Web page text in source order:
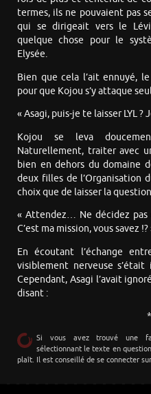
termes, ils ne pouvaient pas
qui se dirigeait vers le
quelque chose pour le
Elysée.
Bien que cela l’ait ennuyé,
pour que Kojou s’y attaque
« Asagi, puis-je te laisser LYL ?
Kojou se leva
Naturellement, traiter avec
bien en dehors du domaine
deux filles de l’Organisation
choix que de laisser la
« Attendez… Ne décidez
C’est ma mission, vous savez !?
En écoutant l’échange
visiblement nerveuse s’était
Cependant, Asagi l’avait
disant :
Si vous avez trouvé une
sélectionnant le texte en
plaît. Il est conseillé de se connecter